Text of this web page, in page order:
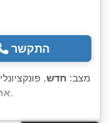
התקשר
מצב: חדש,
,